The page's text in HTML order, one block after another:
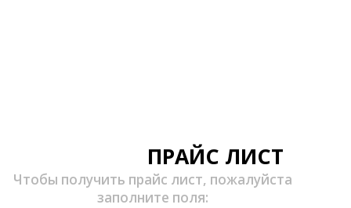
ПРАЙС ЛИСТ
Чтобы получить прайс лист, пожалуйста
заполните поля: